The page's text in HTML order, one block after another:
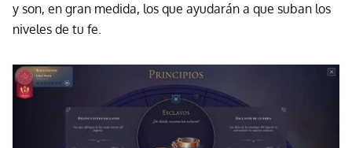
y son, en gran medida, los que ayudarán a que suban los
niveles de tu fe.